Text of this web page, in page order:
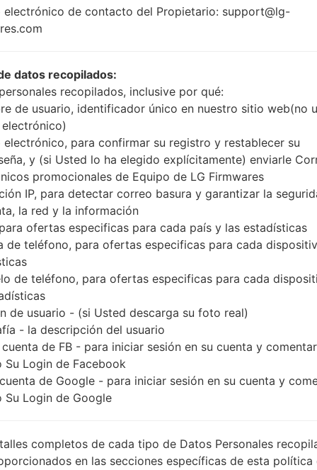
Snapdragon 800
Buy accessories on
Página principal →Serie →LG G2 LTE-A → LGF320L
electrónico de contacto del Propietario: support@lg-
datos recopilados:
recopilados, inclusive por qué:
de usuario, identificador único en nuestro sitio web(no
electrónico, para confirmar su registro y restablecer su
y (si Usted lo ha elegido explícitamente) enviarle
promocionales de Equipo de LG Firmwares
IP, para detectar correo basura y garantizar la
la red y la información
ofertas especificas para cada país y las estadísticas
de teléfono, para ofertas especificas para cada
de teléfono, para ofertas especificas para cada
de usuario - (si Usted descarga su foto real)
- la descripción del usuario
cuenta de FB - para iniciar sesión en su cuenta y comentar
Su Login de Facebook
de Google - para iniciar sesión en su cuenta y
Su Login de Google
completos de cada tipo de Datos Personales
en las secciones específicas de esta política